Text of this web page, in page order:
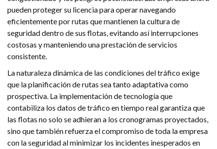
pueden proteger su licencia para operar navegando
eficientemente por rutas que mantienen la cultura de
seguridad dentro de sus flotas, evitando así interrupciones
costosas y manteniendo una prestación de servicios
consistente.
La naturaleza dinámica de las condiciones del tráfico exige
que la planificación de rutas sea tanto adaptativa como
prospectiva. La implementación de tecnología que
contabiliza los datos de tráfico en tiempo real garantiza que
las flotas no solo se adhieran a los cronogramas proyectados,
sino que también refuerza el compromiso de toda la empresa
con la seguridad al minimizar los incidentes inesperados en